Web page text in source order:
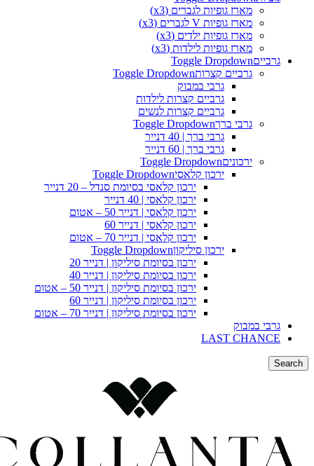
מארז גופיות לגברים (x3)
מארז גופיות V לגברים (x3)
מארז גופיות ילדים (x3)
מארז גופיות לילדות (x3)
גרבייםToggle Dropdown
גרביים קצרותToggle Dropdown
גרבי במבוק
גרביים קצרות לילדות
גרביים קצרות לנשים
גרבי ברךToggle Dropdown
גרבי ברך | 40 דנייר
גרבי ברך | 60 דנייר
ירכוניםToggle Dropdown
ירכון קלאסיToggle Dropdown
ירכון קלאסי בסיומת סנדל – 20 דנייר
ירכון קלאסי | 40 דנייר
ירכון קלאסי | דנייר 50 – אטום
ירכון קלאסי | דנייר 60
ירכון קלאסי | דנייר 70 – אטום
ירכון סיליקוןToggle Dropdown
ירכון בסיומת סיליקון | דנייר 20
ירכון בסיומת סיליקון | דנייר 40
ירכון בסיומת סיליקון | דנייר 50 – אטום
ירכון בסיומת סיליקון | דנייר 60
ירכון בסיומת סיליקון | דנייר 70 – אטום
גרבי במבוק
LAST CHANCE
Search